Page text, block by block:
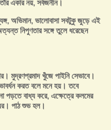
একার নয়, সর্বজনীন।
অভিমান, ভালোবাসা সবটুকু জুড়ে এই
নিপুণতার সঙ্গে তুলে ধরেছেন
মুদ্রণপ্রমাদ খুঁজে পাইনি সেভাবে।
করত বলে মনে হয়। তবে
পড়তে বাধ্য করে, এক্ষেত্রে কলমের
পাঠ শুভ হল।